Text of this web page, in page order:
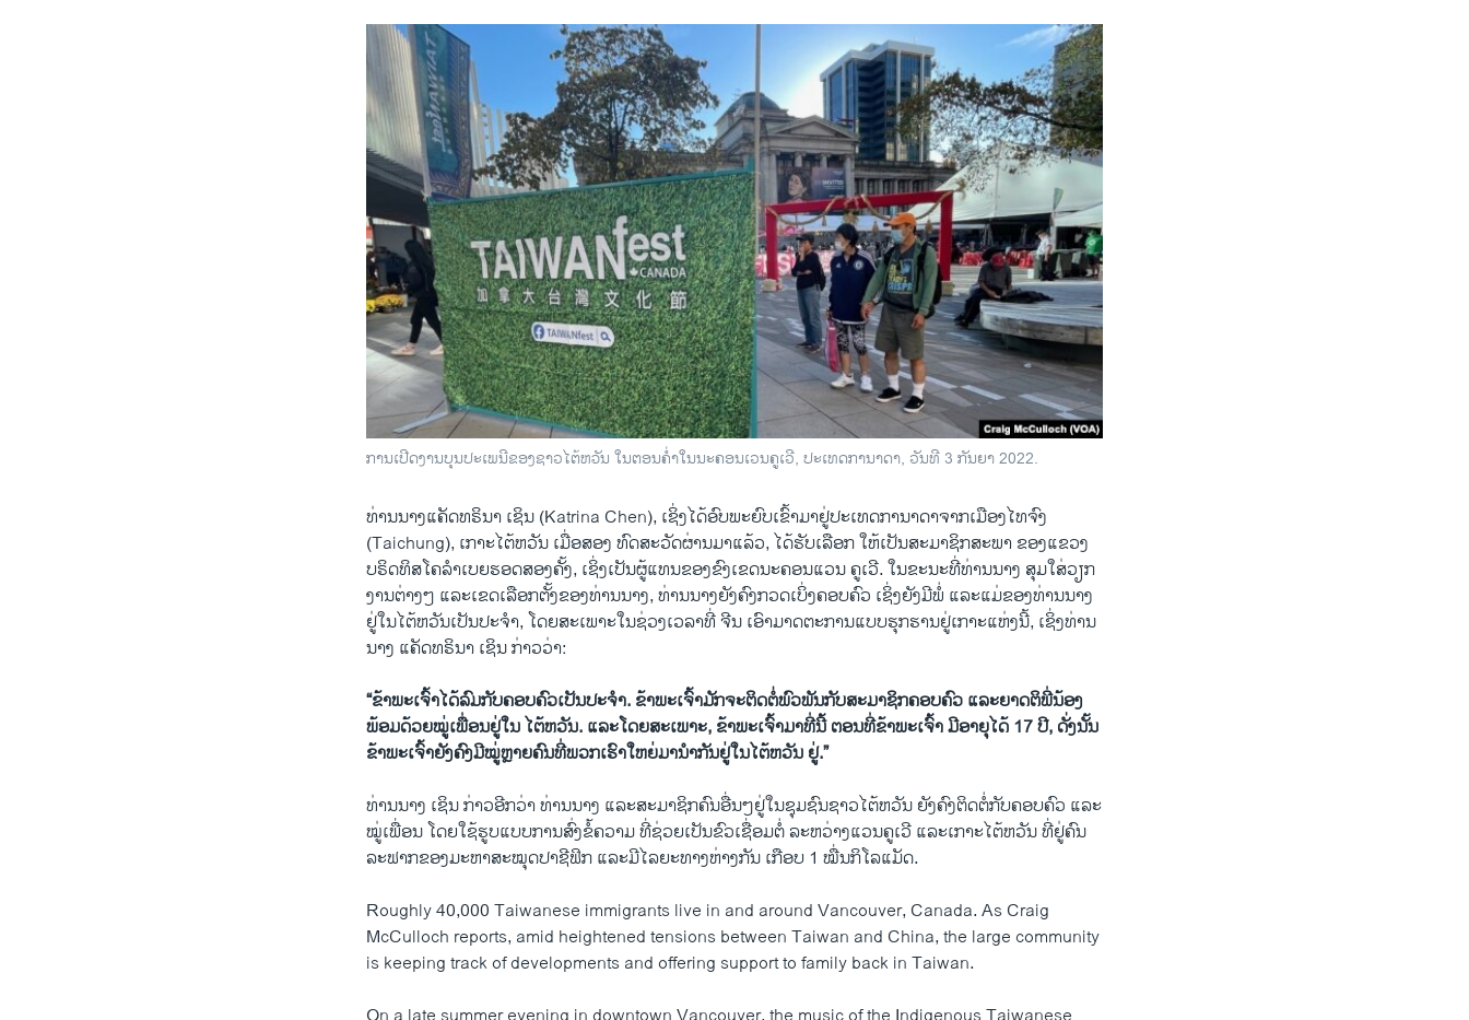
ການເປີດງານບຸນປະເພນີຂອງຊາວໄຕ້ຫວັນ ໃນຕອນຄໍ່າໃນນະຄອນເວນຄູເວີ, ປະເທດການາດາ, ວັນທີ 3 ກັນຍາ 2022.
ທ່ານນາງແຄັດທຣິນາ ເຊິນ (Katrina Chen), ເຊິ່ງໄດ້ອົບພະຍົບເຂົ້າມາຢູ່ປະເທດການາດາຈາກເມືອງໄທຈົງ
(Taichung), ເກາະໄຕ້ຫວັນ ເມື່ອສອງ ທົດສະວັດຜ່ານມາແລ້ວ, ໄດ້ຮັບເລືອກ ໃຫ້ເປັນສະມາຊິກສະພາ ຂອງແຂວງ
ບຣິດທິສໂຄລໍາເບຍຮອດສອງຄັ້ງ, ເຊິ່ງເປັນຜູ້ແທນຂອງຂົງເຂດນະຄອນແວນ ຄູເວີ. ໃນຂະນະທີ່ທ່ານນາງ ສຸມໃສ່ວຽກ
ງານຕ່າງໆ ແລະເຂດເລືອກຕັ້ງຂອງທ່ານນາງ, ທ່ານນາງຍັງຄົງກວດເບິ່ງຄອບຄົວ ເຊິ່ງຍັງມີພໍ່ ແລະແມ່ຂອງທ່ານນາງ
ຢູ່ໃນໄຕ້ຫວັນເປັນປະຈໍາ, ໂດຍສະເພາະໃນຊ່ວງເວລາທີ່ ຈີນ ເອົາມາດ​ຕະການ​ແບບຮຸກຮານຢູ່ເກາະແຫ່ງນີ້, ເຊິ່ງທ່ານ
ນາງ ແຄັດທຣິນາ ເຊິນ ກ່າວວ່າ:
“ຂ້າພະເຈົ້າໄດ້ລົມກັບຄອບຄົວເປັນປະ​ຈຳ. ຂ້າພະເຈົ້າມັກຈະຕິດຕໍ່ພົວພັນກັບສະມາຊິກຄອບຄົວ ແລະຍາດຕິພີ່ນ້ອງ
ພ້ອມດ້ວຍໝູ່ເພື່ອນຢູ່ໃນ ໄຕ້ຫວັນ. ແລະໂດຍສະເພາະ, ຂ້າພະເຈົ້າມາທີ່ນີ້ ຕອນທີ່ຂ້າພະເຈົ້າ ມີອາຍຸໄດ້ 17 ປີ, ດັ່ງນັ້ນ
ຂ້າພະເຈົ້າຍັງຄົງມີໝູ່ຫຼາຍຄົນທີ່ພວກເຮົາໃຫຍ່ມານໍາກັນຢູ່ໃນໄຕ້ຫວັນ ຢູ່.”
ທ່ານນາງ ເຊິນ ກ່າວອີກວ່າ ທ່ານນາງ ແລະສະມາຊິກຄົນອື່ນໆຢູ່ໃນຊຸມຊົນຊາວໄຕ້ຫວັນ ຍັງຄົງຕິດຕໍ່ກັບຄອບຄົວ ແລະ
ໝູ່ເພື່ອນ ໂດຍໃຊ້ຮູບແບບການສົ່ງຂໍ້ຄວາມ ທີ່ຊ່ວຍເປັນຂົວເຊື່ອມຕໍ່ ລະຫວ່າງແວນຄູເວີ ແລະເກາະໄຕ້ຫວັນ ທີ່ຢູ່ຄົນ
ລະຟາກຂອງມະຫາສະໝຸດປາຊີຟິກ ແລະມີໄລຍະທາງຫ່າງກັນ ເກືອບ 1 ໝື່ນກິໂລແມັດ.
Roughly 40,000 Taiwanese immigrants live in and around Vancouver, Canada. As Craig
McCulloch reports, amid heightened tensions between Taiwan and China, the large community
is keeping track of developments and offering support to family back in Taiwan.